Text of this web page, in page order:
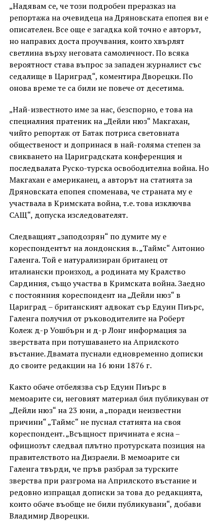
„Надявам се, че този подробен преразказ на
репортажа на очевидеца на Дряновската епопея ви е
описателен. Все още е загадка кой точно е авторът,
но направих доста проучвания, които хвърлят
светлина върху неговата самоличност. По всяка
вероятност става въпрос за западен журналист със
седалище в Цариград“, коментира Дворецки. По
онова време те са били не повече от десетима.
„Най-известното име за нас, безспорно, е това на
специалния пратеник на „Дейли нюз“ Макгахан,
чийто репортаж от Батак потриса световната
общественост и допринася в най-голяма степен за
свикването на Цариградската конференция и
последвалата Руско-турска освободителна война. Но
Макгахан е американец, а авторът на статията за
Дряновската епопея споменава, че страната му е
участвала в Кримската война, т.е. това изключва
САЩ“, допуска изследователят.
Следващият „заподозрян“ по думите му е
кореспондентът на лондонския в. „Таймс“ Антонио
Галенга. Той е натурализиран британец от
италиански произход, а родината му Кралство
Сардиния, също участва в Кримската война. Заедно
с постоянния кореспондент на „Дейли нюз“ в
Цариград – британският адвокат сър Едуин Пиърс,
Галенга получил от ръководителите на Роберт
Колеж д-р Уошбърн и д-р Лонг информация за
зверствата при потушаването на Априлското
въстание. Двамата пуснали едновременно дописки
до своите редакции на 16 юни 1876 г.
Както обаче отбелязва сър Едуин Пиърс в
мемоарите си, неговият материал бил публикуван от
„Дейли нюз“ на 23 юни, а „поради неизвестни
причини“ „Таймс“ не пуснал статията на своя
кореспондент. „Всъщност причината е ясна –
официозът следвал плътно протурската позиция на
правителството на Дизраели. В мемоарите си
Галенга твърди, че пръв разбрал за турските
зверства при разгрома на Априлското въстание и
редовно изпращал дописки за това до редакцията,
които обаче въобще не били публикувани“, добави
Владимир Дворецки.